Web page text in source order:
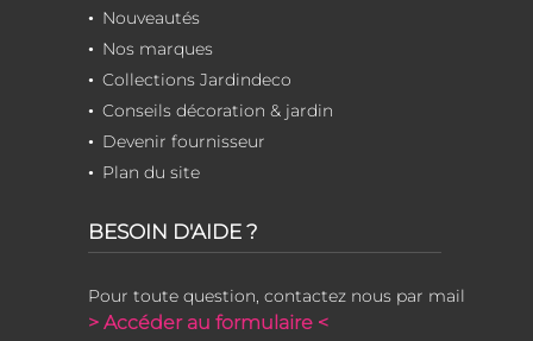
Nouveautés
Nos marques
Collections Jardindeco
Conseils décoration & jardin
Devenir fournisseur
Plan du site
BESOIN D'AIDE ?
Pour toute question, contactez nous par mail
> Accéder au formulaire <